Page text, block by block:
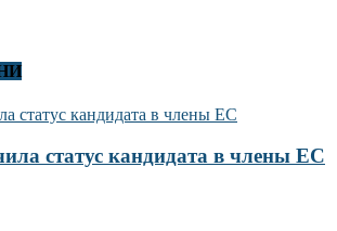
статус кандидата в члены ЕС